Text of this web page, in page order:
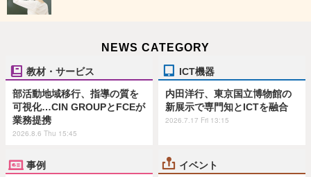
NEWS CATEGORY
教材・サービス
部活動地域移行、指導の質を
可視化…CIN GROUPとFCEが
業務提携
2026.8.6 Thu 15:45
ICT機器
内田洋行、東京国立博物館の
新展示で専門知とICTを融合
2026.7.17 Fri 13:15
事例 イベント